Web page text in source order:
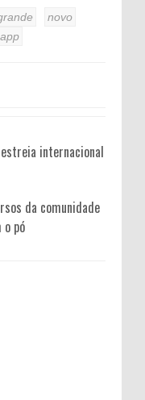
novo
internacional
da comunidade
pó